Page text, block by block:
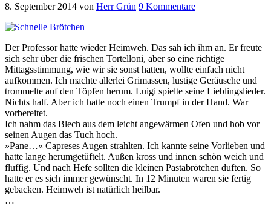
8. September 2014 von Herr Grün 9 Kommentare
Der Professor hatte wieder Heimweh. Das sah ich ihm an. Er freute
sich sehr über die frischen Tortelloni, aber so eine richtige
Mittagsstimmung, wie wir sie sonst hatten, wollte einfach nicht
aufkommen. Ich machte allerlei Grimassen, lustige Geräusche und
trommelte auf den Töpfen herum. Luigi spielte seine Lieblingslieder.
Nichts half. Aber ich hatte noch einen Trumpf in der Hand. War
vorbereitet.
Ich nahm das Blech aus dem leicht angewärmen Ofen und hob vor
seinen Augen das Tuch hoch.
»Pane…« Capreses Augen strahlten. Ich kannte seine Vorlieben und
hatte lange herumgetüftelt. Außen kross und innen schön weich und
fluffig. Und nach Hefe sollten die kleinen Pastabrötchen duften. So
hatte er es sich immer gewünscht. In 12 Minuten waren sie fertig
gebacken. Heimweh ist natürlich heilbar.
…